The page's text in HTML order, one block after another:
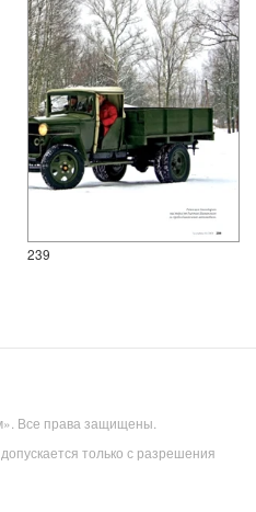
239
Все права защищены.
только с разрешения